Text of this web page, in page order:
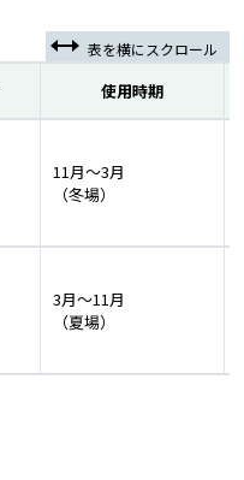
使用時期
11月～3月
（冬場）
3月～11月
（夏場）